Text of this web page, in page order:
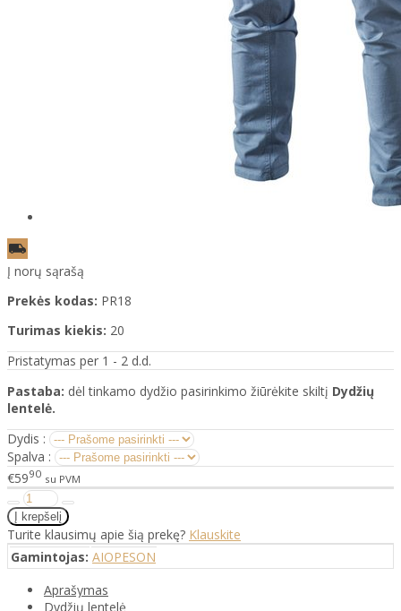
Į norų sąrašą
Prekės kodas: PR18
Turimas kiekis: 20
Pristatymas per 1 - 2 d.d.
Pastaba: dėl tinkamo dydžio pasirinkimo žiūrėkite skiltį Dydžių
lentelė.
Dydis :
Spalva :
€5990 su PVM
Turite klausimų apie šią prekę? Klauskite
Gamintojas: AIOPESON
Aprašymas
Dydžių lentelė